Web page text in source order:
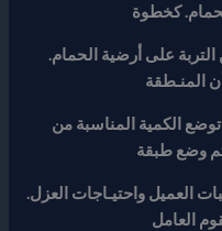
كخطوة
على أرضية الحمام.
المنـطقة
الكمية المناسبة من
وضع طبقة
العميل واحتيـاجات العزل.
العامل